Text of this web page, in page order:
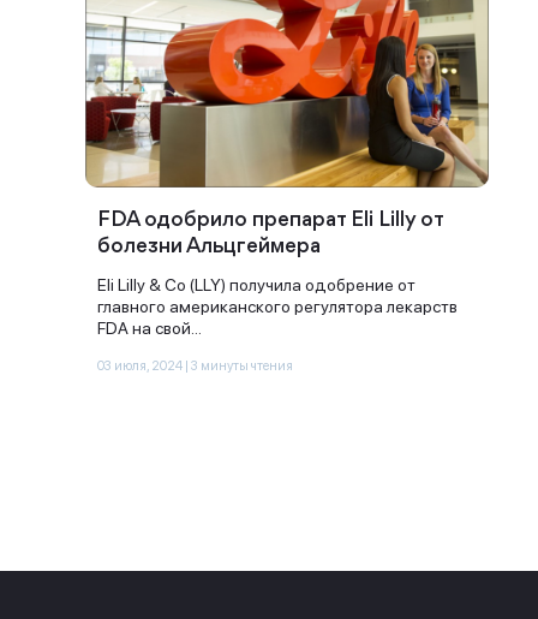
FDA одобрило препарат Eli Lilly от
болезни Альцгеймера
Eli Lilly & Co (LLY) получила одобрение от
главного американского регулятора лекарств
FDA на свой...
03 июля, 2024 | 3 минуты чтения
Спасибо за заявку